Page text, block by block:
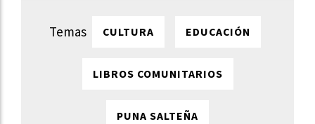
CULTURA EDUCACIÓN
LIBROS COMUNITARIOS
PUNA SALTEÑA